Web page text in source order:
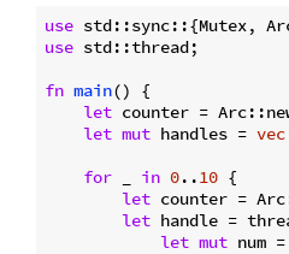
use
use std::thread;
fn main() {
let counter =
let mut handles =
for
in 0..10 {
let counter =
let handle =
let mut num